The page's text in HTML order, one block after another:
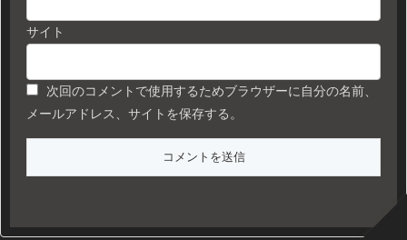
サイト
次回のコメントで使用するためブラウザーに自分の名前、
メールアドレス、サイトを保存する。